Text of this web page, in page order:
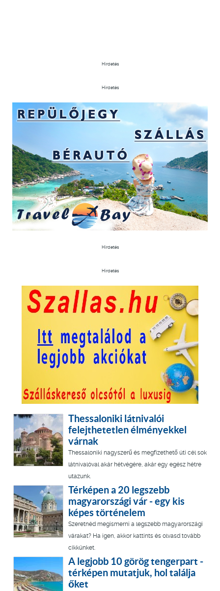
Hirdetés
Hirdetés
Hirdetés
Hirdetés
Thessaloniki látnivalói
felejthetetlen élményekkel
várnak
Thessaloniki nagyszerű és megfizethető úti cél sok
látnivalóval akár hétvégére, akár egy egész hétre
utazunk.
Térképen a 20 legszebb
magyarországi vár - egy kis
képes történelem
Szeretnéd megismerni a legszebb magyarországi
várakat? Ha igen, akkor kattints és olvasd tovább
cikkünket.
A legjobb 10 görög tengerpart -
térképen mutatjuk, hol találja
őket